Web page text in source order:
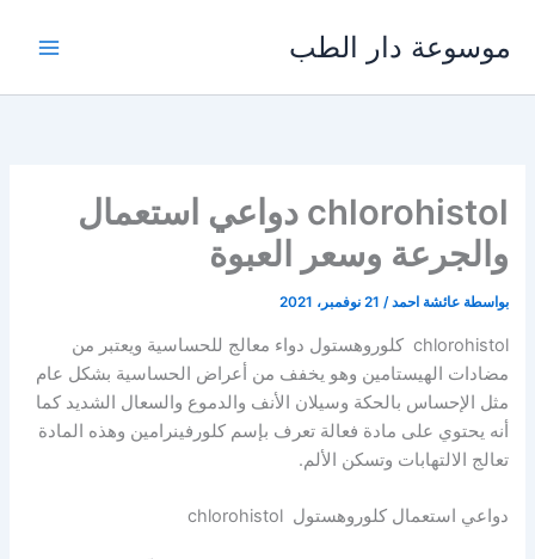
المحتوى
موسوعة دار الطب
chlorohistol دواعي استعمال
والجرعة وسعر العبوة
بواسطة عائشة احمد/ 21 نوفمبر، 2021
chlorohistol كلوروهستول دواء معالج للحساسية ويعتبر من
مضادات الهيستامين وهو يخفف من أعراض الحساسية بشكل عام
مثل الإحساس بالحكة وسيلان الأنف والدموع والسعال الشديد كما
أنه يحتوي على مادة فعالة تعرف بإسم كلورفينرامين وهذه المادة
تعالج الالتهابات وتسكن الألم.
دواعي استعمال كلوروهستول chlorohistol